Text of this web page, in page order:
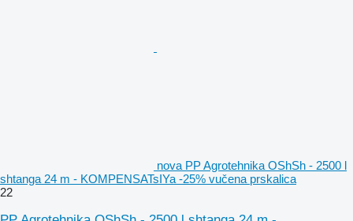
nova PP Agrotehnika OShSh - 2500 l
shtanga 24 m - KOMPENSATsIYa -25% vučena prskalica
22